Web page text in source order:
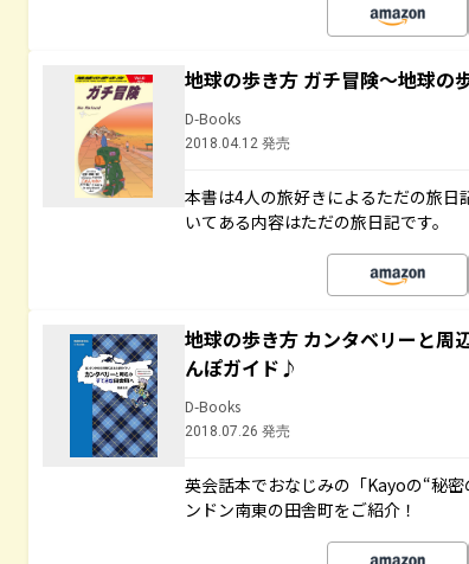
地球の歩き方 ガチ冒険～地球の
D-Books
2018.04.12 発売
本書は4人の旅好きによるただの旅日
いてある内容はただの旅日記です。
地球の歩き方 カンタベリーと周
んぽガイド♪
D-Books
2018.07.26 発売
英会話本でおなじみの「Kayoの“秘
ンドン南東の田舎町をご紹介！